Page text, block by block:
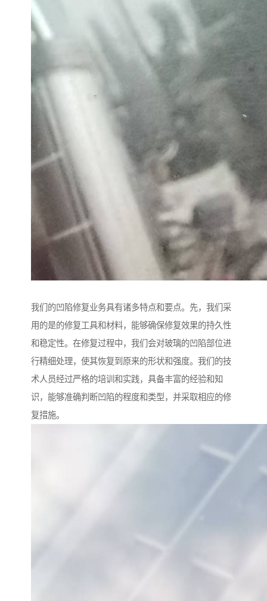
我们的凹陷修复业务具有诸多特点和要点。先，我们采
用的是的修复工具和材料，能够确保修复效果的持久性
和稳定性。在修复过程中，我们会对玻璃的凹陷部位进
行精细处理，使其恢复到原来的形状和强度。我们的技
术人员经过严格的培训和实践，具备丰富的经验和知
识，能够准确判断凹陷的程度和类型，并采取相应的修
复措施。